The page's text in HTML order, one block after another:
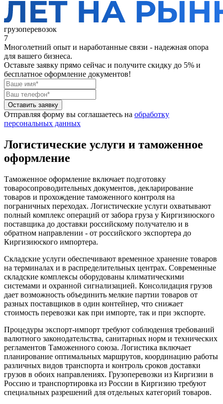
грузоперевозок
7
Многолетний опыт и наработанные связи - надежная опора
для вашего бизнеса.
Оставьте заявку прямо сейчас и получите скидку до 5% и
бесплатное оформление документов!
Оставить заявку
Отправляя форму вы соглашаетесь на обработку
персональных данных
Логистические услуги и таможенное
оформление
Таможенное оформление включает подготовку
товаросопроводительных документов, декларирование
товаров и прохождение таможенного контроля на
пограничных переходах. Логистические услуги охватывают
полный комплекс операций от забора груза у Киргизиюского
поставщика до доставки российскому получателю и в
обратном направлении - от российского экспортера до
Киргизиюского импортера.
Складские услуги обеспечивают временное хранение товаров
на терминалах и в распределительных центрах. Современные
складские комплексы оборудованы климатическими
системами и охранной сигнализацией. Консолидация грузов
дает возможность объединить мелкие партии товаров от
разных поставщиков в один контейнер, что снижает
стоимость перевозки как при импорте, так и при экспорте.
Процедуры экспорт-импорт требуют соблюдения требований
валютного законодательства, санитарных норм и технических
регламентов Таможенного союза. Логистика включает
планирование оптимальных маршрутов, координацию работы
различных видов транспорта и контроль сроков доставки
грузов в обоих направлениях. Грузоперевозки из Киргизии в
Россию и транспортировка из России в Киргизию требуют
специальных разрешений для отдельных категорий товаров.